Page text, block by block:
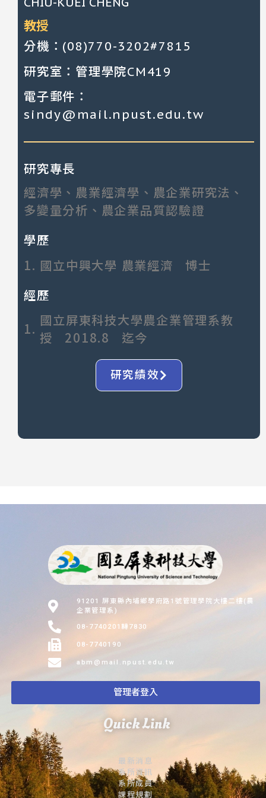
教授
分機：(08)770-3202#7815
研究室：管理學院CM419
電子郵件：
sindy@mail.npust.edu.tw
研究專長
經濟學、農業經濟學、農企業研究法、
多變量分析、農企業品質認驗證
學歷
1. 國立中興大學 農業經濟 博士
經歷
1. 國立屏東科技大學農企業管理系教
授 2018.8 迄今
研究績效
91201 屏東縣內埔鄉學府路1號管理學院大樓二樓(農
企業管理系)
08-7740201轉7830
08-7740190
abm@mail.npust.edu.tw
管理者登入
Quick Link
最新消息
系所資訊
系所成員
課程規劃